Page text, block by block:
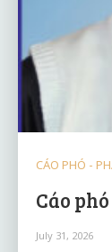
CÁO PHÓ -
Cáo
July 31, 2026